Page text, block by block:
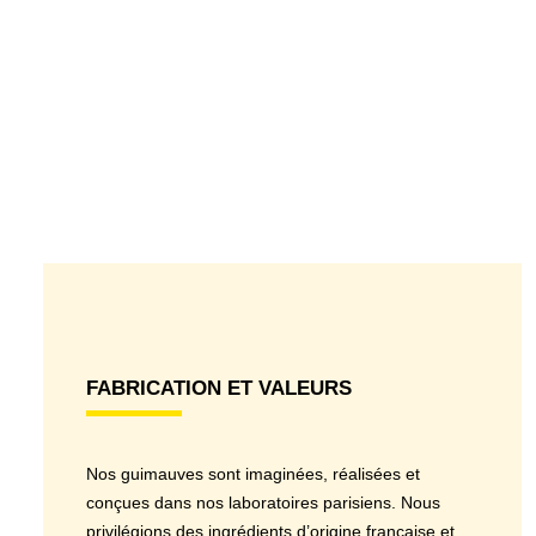
FABRICATION ET VALEURS
Nos guimauves sont imaginées, réalisées et
conçues dans nos laboratoires parisiens. Nous
privilégions des ingrédients d’origine française et